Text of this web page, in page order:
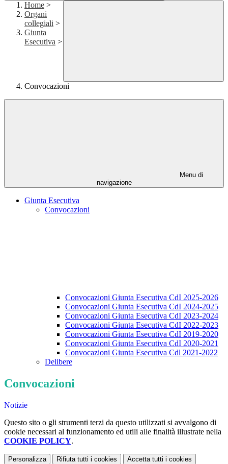
Home >
Organi
collegiali >
Giunta
Esecutiva >
Convocazioni
Menu di
navigazione
Giunta Esecutiva
Convocazioni
Convocazioni Giunta Esecutiva CdI 2025-2026
Convocazioni Giunta Esecutiva CdI 2024-2025
Convocazioni Giunta Esecutiva CdI 2023-2024
Convocazioni Giunta Esecutiva CdI 2022-2023
Convocazioni Giunta Esecutiva CdI 2019-2020
Convocazioni Giunta Esecutiva CdI 2020-2021
Convocazioni Giunta Esecutiva Cdl 2021-2022
Delibere
Convocazioni
Notizie
Questo sito o gli strumenti terzi da questo utilizzati si avvalgono di
cookie necessari al funzionamento ed utili alle finalità illustrate nella
COOKIE POLICY.
Personalizza Rifiuta tutti i cookies Accetta tutti i cookies